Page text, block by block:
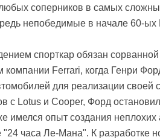
соперников в самых
непобедимые в начале 60-ых
спорткар обязан сорванной
Ferrari, когда Генри
для реализации своей
с Lotus и Cooper, Форд
имелся опыт создания
часа Ле-Мана". К разработке